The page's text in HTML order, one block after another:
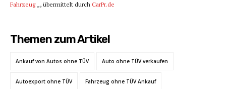
Fahrzeug„, übermittelt durch CarPr.de
Themen zum Artikel
Ankauf von Autos ohne TÜV Auto ohne TÜV verkaufen
Autoexport ohne TÜV Fahrzeug ohne TÜV Ankauf